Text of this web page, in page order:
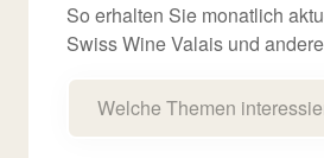
So erhalten Sie monatlich
Swiss Wine Valais und
Welche Themen